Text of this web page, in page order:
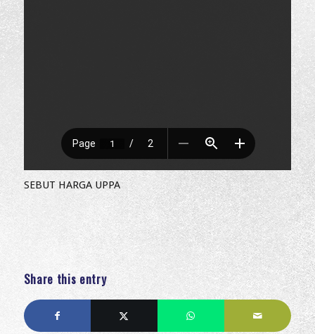
SEBUT HARGA UPPA
Share this entry